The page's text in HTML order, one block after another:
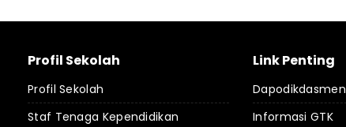
Profil Sekolah
Profil Sekolah
Staf Tenaga Kependidikan
Link Penting
Dapodikdasmen
Informasi GTK